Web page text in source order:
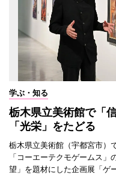
学ぶ・知る
栃木県立美術館で「
「光栄」をたどる
栃木県立美術館（宇都宮市）
「コーエーテクモゲームス
望」を題材にした企画展「ゲ